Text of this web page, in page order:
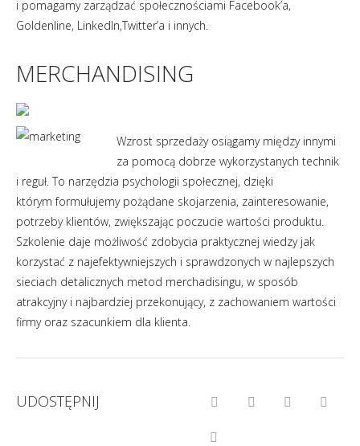
i pomagamy zarządzać społecznościami Facebook’a,
Goldenline, LinkedIn,Twitter’a i innych.
MERCHANDISING
Wzrost sprzedaży osiągamy między innymi
za pomocą dobrze wykorzystanych technik
i reguł. To narzędzia psychologii społecznej, dzięki
którym formułujemy pożądane skojarzenia, zainteresowanie,
potrzeby klientów, zwiększając poczucie wartości produktu.
Szkolenie daje możliwość zdobycia praktycznej wiedzy jak
korzystać z najefektywniejszych i sprawdzonych w najlepszych
sieciach detalicznych metod merchadisingu, w sposób
atrakcyjny i najbardziej przekonujący, z zachowaniem wartości
firmy oraz szacunkiem dla klienta.
UDOSTĘPNIJ